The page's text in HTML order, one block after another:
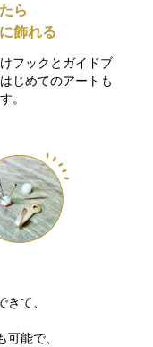
ら
飾れる
フックとガイドブ
じめてのアートも
。
能で、
て、